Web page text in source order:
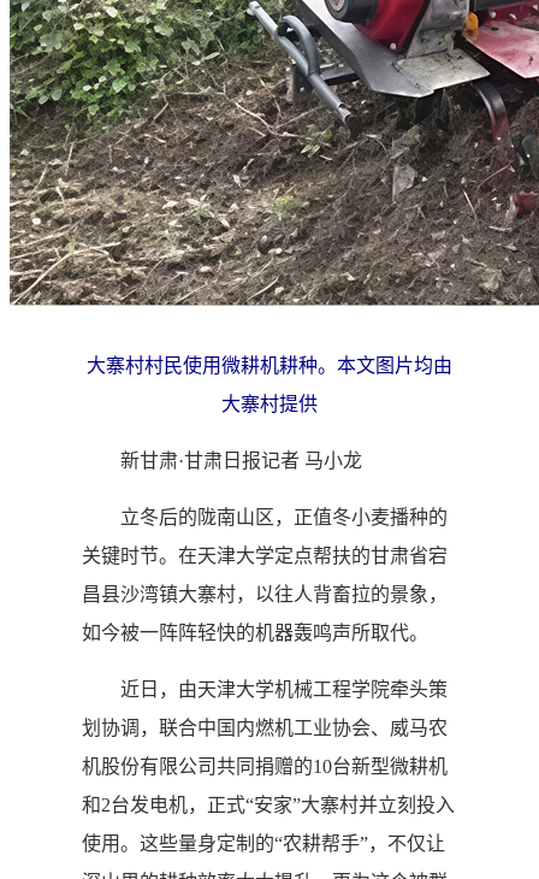
一带一路
丝路新闻
丝路文化
发展动态
发展规划
总体规划
专项规划
地区规划
计划报告
研究院动态
大寨村村民使用微耕机耕种。本文图片均由
大寨村提供
新甘肃·甘肃日报记者 马小龙
立冬后的陇南山区，正值冬小麦播种的
关键时节。在天津大学定点帮扶的甘肃省宕
昌县沙湾镇大寨村，以往人背畜拉的景象，
如今被一阵阵轻快的机器轰鸣声所取代。
近日，由天津大学机械工程学院牵头策
划协调，联合中国内燃机工业协会、威马农
机股份有限公司共同捐赠的10台新型微耕机
和2台发电机，正式“安家”大寨村并立刻投入
使用。这些量身定制的“农耕帮手”，不仅让